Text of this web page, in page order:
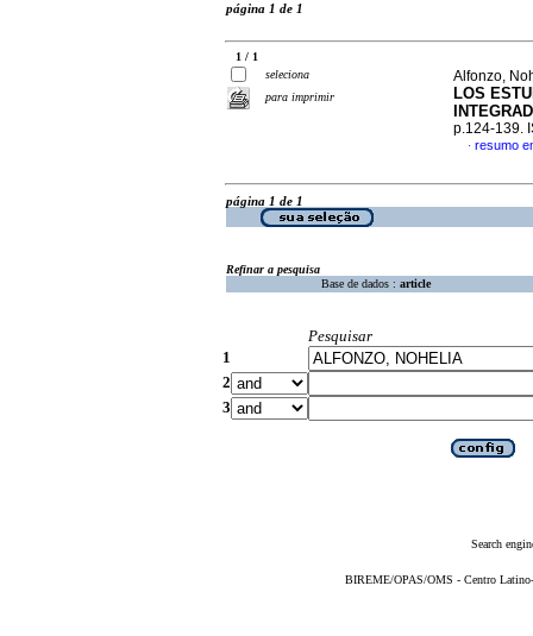
página 1 de 1
1 / 1
seleciona
para imprimir
Alfonzo,
LOS
p.124-139.
· resumo
página 1 de 1
Refinar a pesquisa
Base de dados : article
Pesquisar
1
2
3
Search
BIREME/OPAS/OMS - Centro Latino-